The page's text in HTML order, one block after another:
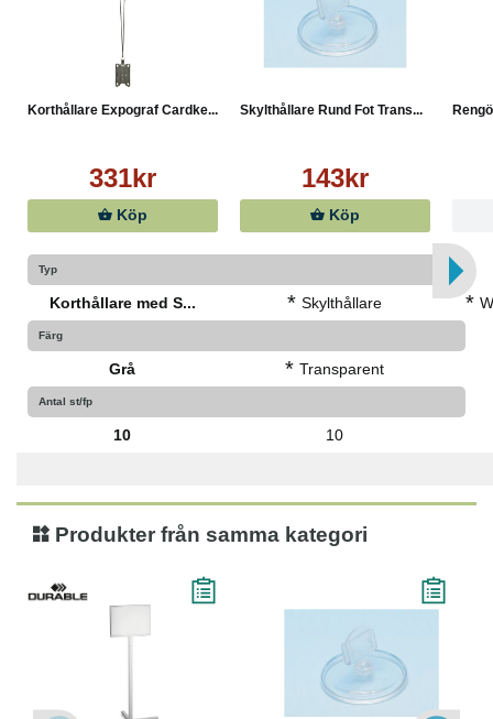
Korthållare Expograf Cardke...
331kr
Köp
Skylthållare Rund Fot Trans...
143kr
Köp
Typ
Korthållare med S... * Skylthållare *
Färg
Grå * Transparent
Antal st/fp
10 10
Produkter från samma kategori